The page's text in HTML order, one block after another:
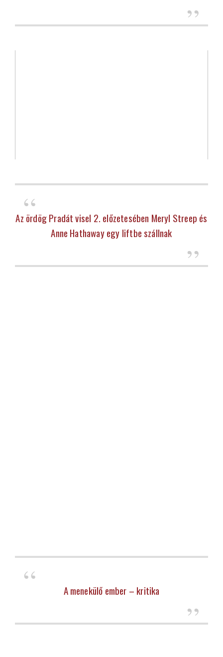
Az ördög Pradát visel 2. előzetesében Meryl Streep és
Anne Hathaway egy liftbe szállnak
A menekülő ember – kritika